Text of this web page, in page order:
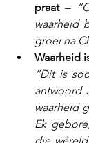
praat –
waarheid
groei na
Waarheid
“Dit is
antwoord
waarheid
Ek